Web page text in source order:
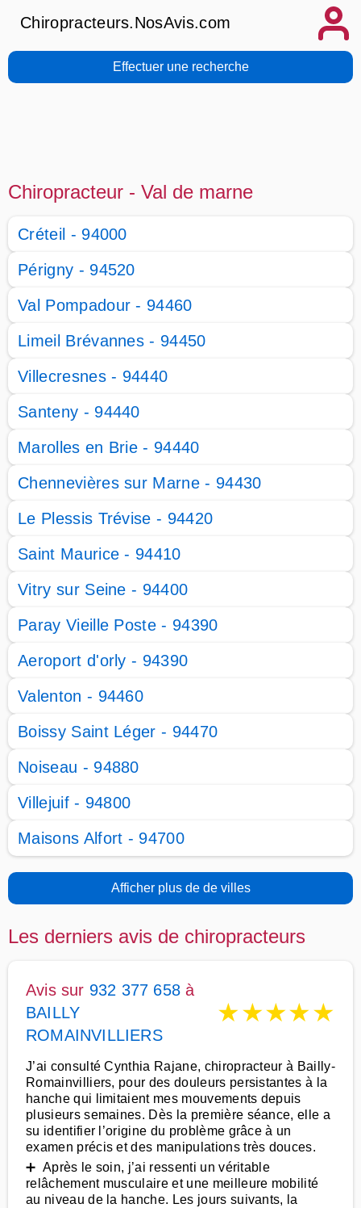
Chiropracteurs.NosAvis.com
Effectuer une recherche
Chiropracteur - Val de marne
Créteil - 94000
Périgny - 94520
Val Pompadour - 94460
Limeil Brévannes - 94450
Villecresnes - 94440
Santeny - 94440
Marolles en Brie - 94440
Chennevières sur Marne - 94430
Le Plessis Trévise - 94420
Saint Maurice - 94410
Vitry sur Seine - 94400
Paray Vieille Poste - 94390
Aeroport d'orly - 94390
Valenton - 94460
Boissy Saint Léger - 94470
Noiseau - 94880
Villejuif - 94800
Maisons Alfort - 94700
Afficher plus de de villes
Les derniers avis de chiropracteurs
Avis sur 932 377 658 à
BAILLY
ROMAINVILLIERS
★★★★★
J’ai consulté Cynthia Rajane, chiropracteur à Bailly-
Romainvilliers, pour des douleurs persistantes à la
hanche qui limitaient mes mouvements depuis
plusieurs semaines. Dès la première séance, elle a
su identifier l’origine du problème grâce à un
examen précis et des manipulations très douces.
➕ Après le soin, j’ai ressenti un véritable
relâchement musculaire et une meilleure mobilité
au niveau de la hanche. Les jours suivants, la